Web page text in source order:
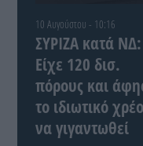
10 Αυγούστου - 10:16
ΣΥΡΙΖΑ κατά ΝΔ:
Είχε 120 δισ.
πόρους και
το ιδιωτικό
να γιγαντωθεί